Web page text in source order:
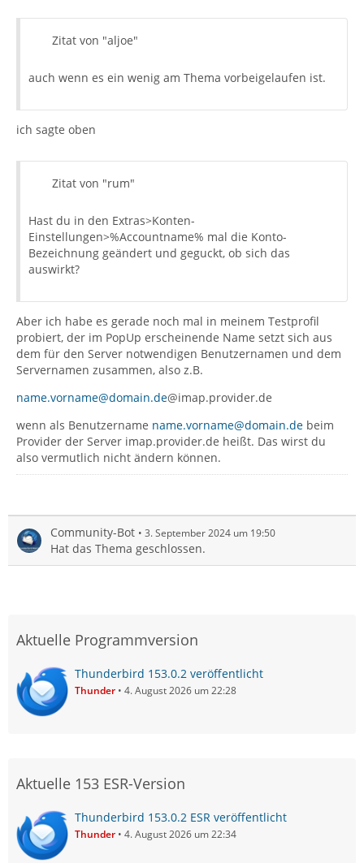
Zitat von "aljoe"
auch wenn es ein wenig am Thema vorbeigelaufen ist.
ich sagte oben
Zitat von "rum"
Hast du in den Extras>Konten-
Einstellungen>%Accountname% mal die Konto-
Bezeichnung geändert und geguckt, ob sich das
auswirkt?
Aber ich habe es gerade noch mal in meinem Testprofil
probiert, der im PopUp erscheinende Name setzt sich aus
dem für den Server notwendigen Benutzernamen und dem
Servernamen zusammen, also z.B.
name.vorname@domain.de@imap.provider.de
wenn als Benutzername name.vorname@domain.de beim
Provider der Server imap.provider.de heißt. Das wirst du
also vermutlich nicht ändern können.
Community-Bot 3. September 2024 um 19:50
Hat das Thema geschlossen.
Aktuelle Programmversion
Thunderbird 153.0.2 veröffentlicht
Thunder 4. August 2026 um 22:28
Aktuelle 153 ESR-Version
Thunderbird 153.0.2 ESR veröffentlicht
Thunder 4. August 2026 um 22:34